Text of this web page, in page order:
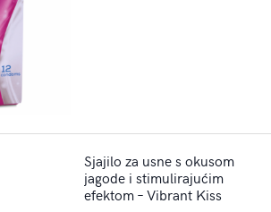
Sjajilo za usne s okusom
jagode i stimulirajućim
efektom – Vibrant Kiss